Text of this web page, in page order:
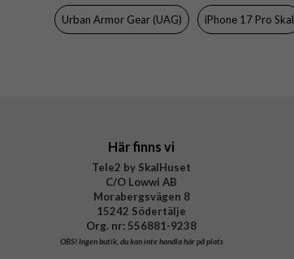
Färg
Material
Urban Armor Gear (UAG) iPhone 17 Pro Skal
Här finns vi
Tele2 by SkalHuset
C/O Lowwi AB
Morabergsvägen 8
15242 Södertälje
Org. nr: 556881-9238
OBS!Ingen butik, du kan inte handla här på plats